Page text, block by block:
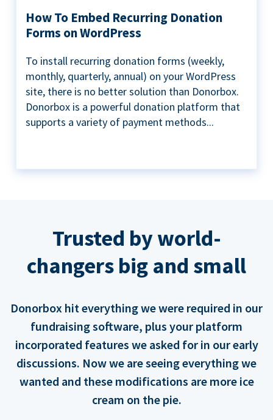
How To Embed Recurring Donation
Forms on WordPress
To install recurring donation forms (weekly,
monthly, quarterly, annual) on your WordPress
site, there is no better solution than Donorbox.
Donorbox is a powerful donation platform that
supports a variety of payment methods...
Trusted by world-
changers big and small
Donorbox hit everything we were required in our
fundraising software, plus your platform
incorporated features we asked for in our early
discussions. Now we are seeing everything we
wanted and these modifications are more ice
cream on the pie.